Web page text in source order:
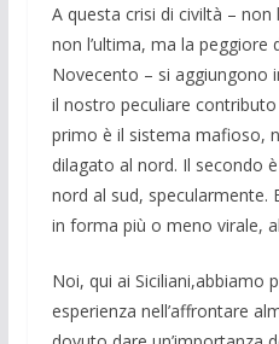
A questa crisi di civiltà –
non l’ultima, ma la peggiore
Novecento – si aggiungono
il nostro peculiare
primo è il sistema mafioso,
dilagato al nord. Il secondo
nord al sud,
in forma più o meno virale,
Noi, qui ai Siciliani,abbiamo
esperienza nell’affrontare